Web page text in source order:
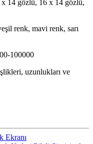
14 gözlü, 16 x 14 gözlü,
renk, mavi renk, sarı
100000
uzunlukları ve
Ekranı